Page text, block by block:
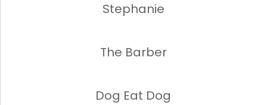
Stephanie
The Barber
Dog Eat Dog